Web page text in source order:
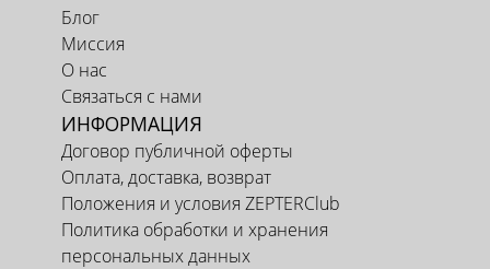
Блог
Миссия
О нас
Связаться с нами
ИНФОРМАЦИЯ
Договор публичной оферты
Оплата, доставка, возврат
Положения и условия ZEPTERClub
Политика обработки и хранения
персональных данных